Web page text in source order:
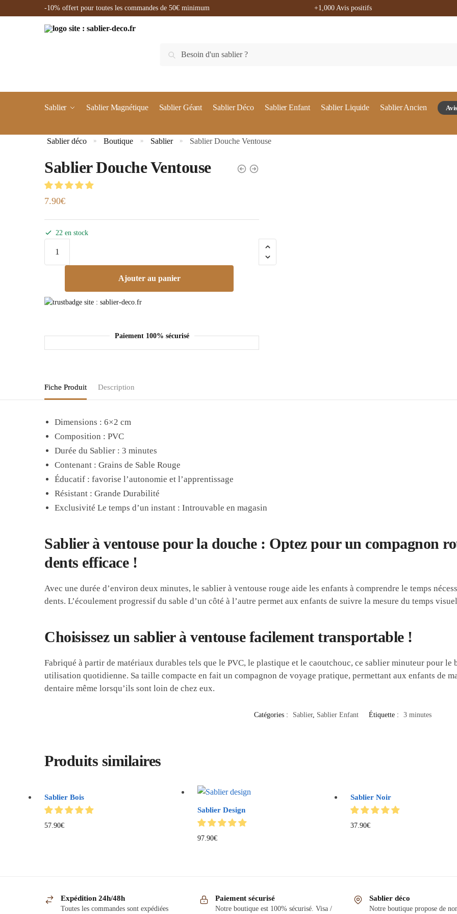
-10% offert pour toutes les commandes de 50€ minimum +1,000 Avis positifs
Recherche
Sablier Sablier Magnétique Sablier Géant Sablier Déco Sablier Enfant Sablier Liquide Sablier Ancien
Sablier déco » Boutique » Sablier » Sablier Douche Ventouse
Sablier Douche Ventouse
7.90€
22 en stock
Ajouter au panier
Paiement 100% sécurisé
Fiche Produit Description
Dimensions : 6×2 cm
Composition : PVC
Durée du Sablier : 3 minutes
Contenant : Grains de Sable Rouge
Éducatif : favorise l’autonomie et l’apprentissage
Résistant : Grande Durabilité
Exclusivité Le temps d’un instant : Introuvable en magasin
Sablier à ventouse pour la douche : Optez pour un compagnon
dents efficace !
Avec une durée d’environ deux minutes, le sablier à ventouse rouge aide les enfants à comprendre le temps
dents. L’écoulement progressif du sable d’un côté à l’autre permet aux enfants de suivre la mesure du temps
Choisissez un sablier à ventouse facilement transportable !
Fabriqué à partir de matériaux durables tels que le PVC, le plastique et le caoutchouc, ce sablier minuteur pour le
utilisation quotidienne. Sa taille compacte en fait un compagnon de voyage pratique, permettant aux enfants de
dentaire même lorsqu’ils sont loin de chez eux.
Catégories : Sablier, Sablier Enfant Étiquette : 3 minutes
Produits similaires
Sablier Bois
57.90€
Sablier Design
97.90€
Sablier Noir
37.90€
Expédition 24h/48h
Toutes les commandes sont expédiées
Paiement sécurisé
Notre boutique est 100% sécurisé. Visa /
Sablier déco
Notre boutique propose de